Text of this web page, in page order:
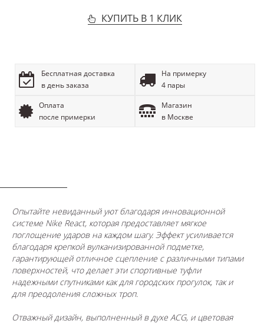
КУПИТЬ В 1 КЛИК
Бесплатная доставка
в день заказа
На примерку
4 пары
Оплата
после примерки
Магазин
в Москве
Опытайте невиданный уют благодаря инновационной
системе Nike React, которая предоставляет мягкое
поглощение ударов на каждом шагу. Эффект усиливается
благодаря крепкой вулканизированной подметке,
гарантирующей отличное сцепление с различными типами
поверхностей, что делает эти спортивные туфли
надежными спутниками как для городских прогулок, так и
для преодоления сложных троп.
Отважный дизайн, выполненный в духе ACG, и цветовая